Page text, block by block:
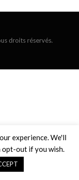
droits réservés.
experience. We'll
opt-out if you wish.